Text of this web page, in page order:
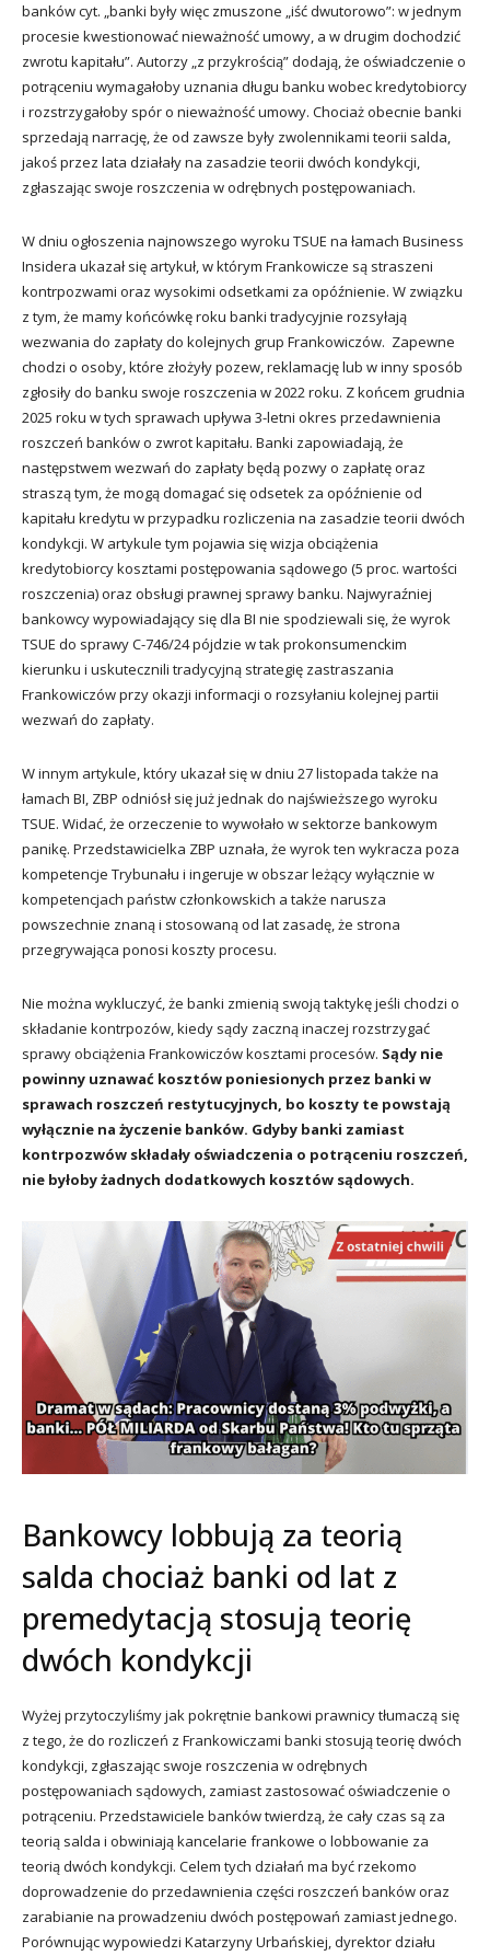
banków cyt. „banki były więc zmuszone „iść dwutorowo”: w jednym
procesie kwestionować nieważność umowy, a w drugim dochodzić
zwrotu kapitału”. Autorzy „z przykrością” dodają, że oświadczenie o
potrąceniu wymagałoby uznania długu banku wobec kredytobiorcy
i rozstrzygałoby spór o nieważność umowy. Chociaż obecnie banki
sprzedają narrację, że od zawsze były zwolennikami teorii salda,
jakoś przez lata działały na zasadzie teorii dwóch kondykcji,
zgłaszając swoje roszczenia w odrębnych postępowaniach.
W dniu ogłoszenia najnowszego wyroku TSUE na łamach Business
Insidera ukazał się artykuł, w którym Frankowicze są straszeni
kontrpozwami oraz wysokimi odsetkami za opóźnienie. W związku
z tym, że mamy końcówkę roku banki tradycyjnie rozsyłają
wezwania do zapłaty do kolejnych grup Frankowiczów. Zapewne
chodzi o osoby, które złożyły pozew, reklamację lub w inny sposób
zgłosiły do banku swoje roszczenia w 2022 roku. Z końcem grudnia
2025 roku w tych sprawach upływa 3-letni okres przedawnienia
roszczeń banków o zwrot kapitału. Banki zapowiadają, że
następstwem wezwań do zapłaty będą pozwy o zapłatę oraz
straszą tym, że mogą domagać się odsetek za opóźnienie od
kapitału kredytu w przypadku rozliczenia na zasadzie teorii dwóch
kondykcji. W artykule tym pojawia się wizja obciążenia
kredytobiorcy kosztami postępowania sądowego (5 proc. wartości
roszczenia) oraz obsługi prawnej sprawy banku. Najwyraźniej
bankowcy wypowiadający się dla BI nie spodziewali się, że wyrok
TSUE do sprawy C-746/24 pójdzie w tak prokonsumenckim
kierunku i uskutecznili tradycyjną strategię zastraszania
Frankowiczów przy okazji informacji o rozsyłaniu kolejnej partii
wezwań do zapłaty.
W innym artykule, który ukazał się w dniu 27 listopada także na
łamach BI, ZBP odniósł się już jednak do najświeższego wyroku
TSUE. Widać, że orzeczenie to wywołało w sektorze bankowym
panikę. Przedstawicielka ZBP uznała, że wyrok ten wykracza poza
kompetencje Trybunału i ingeruje w obszar leżący wyłącznie w
kompetencjach państw członkowskich a także narusza
powszechnie znaną i stosowaną od lat zasadę, że strona
przegrywająca ponosi koszty procesu.
Nie można wykluczyć, że banki zmienią swoją taktykę jeśli chodzi o
składanie kontrpozów, kiedy sądy zaczną inaczej rozstrzygać
sprawy obciążenia Frankowiczów kosztami procesów. Sądy nie
powinny uznawać kosztów poniesionych przez banki w
sprawach roszczeń restytucyjnych, bo koszty te powstają
wyłącznie na życzenie banków. Gdyby banki zamiast
kontrpozwów składały oświadczenia o potrąceniu roszczeń,
nie byłoby żadnych dodatkowych kosztów sądowych.
Bankowcy lobbują za teorią
salda chociaż banki od lat z
premedytacją stosują teorię
dwóch kondykcji
Wyżej przytoczyliśmy jak pokrętnie bankowi prawnicy tłumaczą się
z tego, że do rozliczeń z Frankowiczami banki stosują teorię dwóch
kondykcji, zgłaszając swoje roszczenia w odrębnych
postępowaniach sądowych, zamiast zastosować oświadczenie o
potrąceniu. Przedstawiciele banków twierdzą, że cały czas są za
teorią salda i obwiniają kancelarie frankowe o lobbowanie za
teorią dwóch kondykcji. Celem tych działań ma być rzekomo
doprowadzenie do przedawnienia części roszczeń banków oraz
zarabianie na prowadzeniu dwóch postępowań zamiast jednego.
Porównując wypowiedzi Katarzyny Urbańskiej, dyrektor działu